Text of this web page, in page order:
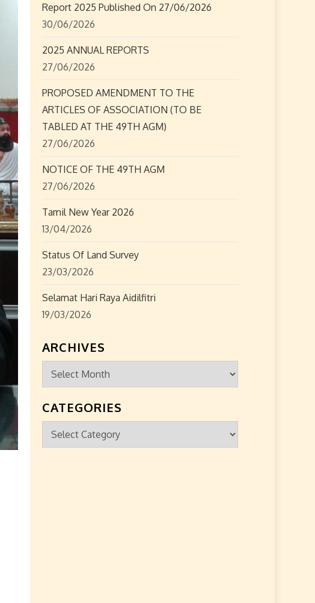
Report 2025 Published On 27/06/2026
30/06/2026
2025 ANNUAL REPORTS
27/06/2026
PROPOSED AMENDMENT TO THE
ARTICLES OF ASSOCIATION (TO BE
TABLED AT THE 49TH AGM)
27/06/2026
NOTICE OF THE 49TH AGM
27/06/2026
Tamil New Year 2026
13/04/2026
Status Of Land Survey
23/03/2026
Selamat Hari Raya Aidilfitri
19/03/2026
ARCHIVES
Archives
CATEGORIES
Categories